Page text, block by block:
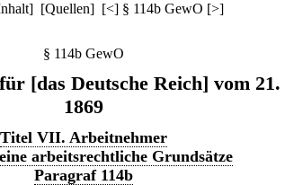
] [Quellen] [<] § 114b GewO [>]
§ 114b GewO
[das Deutsche Reich] vom
1869
Titel VII. Arbeitnehmer
arbeitsrechtliche Grundsätze
Paragraf 114b